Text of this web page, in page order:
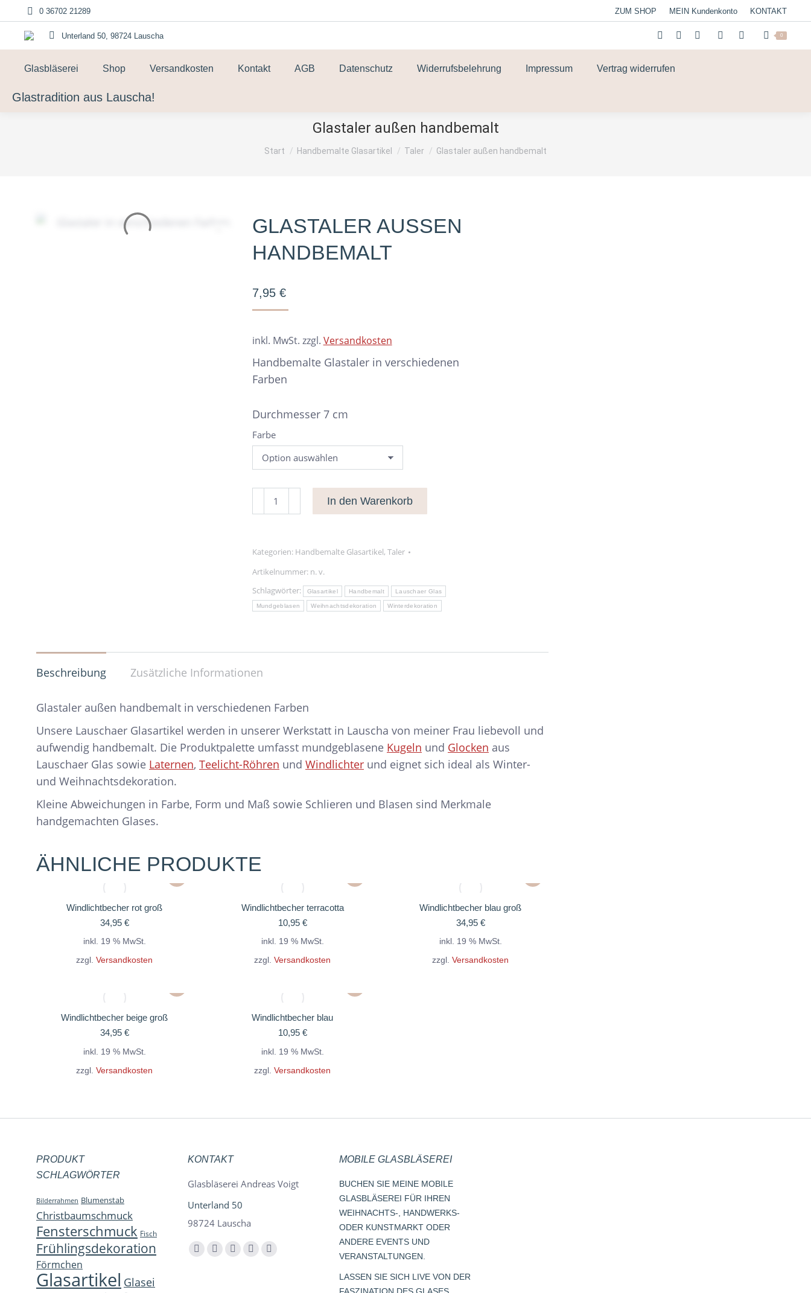
0 36702 21289 ZUM SHOP MEIN Kundenkonto KONTAKT
Unterland 50, 98724 Lauscha 0
Glasbläserei Shop Versandkosten Kontakt AGB Datenschutz Widerrufsbelehrung Impressum Vertrag widerrufen
Glastradition aus Lauscha!
Glastaler außen handbemalt
Sie befinden sich hier:
Start Handbemalte Glasartikel Taler Glastaler außen handbemalt
GLASTALER AUSSEN H
ANDBEMALT
7,95 €
inkl. MwSt. zzgl. Versandkosten
Handbemalte Glastaler in verschiedenen
Farben
Durchmesser 7 cm
Farbe
Glastaler
außen
Menge
In den Warenkorb
Kategorien: Handbemalte Glasartikel, Taler
Artikelnummer: n. v.
Schlagwörter:
Glasartikel Handbemalt Lauschaer Glas
Mundgeblasen Weihnachtsdekoration Winterdekoration
Beschreibung Zusätzliche Informationen
Glastaler außen handbemalt in verschiedenen Farben
Unsere Lauschaer Glasartikel werden in unserer Werkstatt in Lauscha von meiner Frau liebevoll und
aufwendig handbemalt. Die Produktpalette umfasst mundgeblasene Kugeln und Glocken aus
Lauschaer Glas sowie Laternen, Teelicht-Röhren und Windlichter und eignet sich ideal als Winter-
und Weihnachtsdekoration.
Kleine Abweichungen in Farbe, Form und Maß sowie Schlieren und Blasen sind Merkmale
handgemachten Glases.
ÄHNLICHE PRODUKTE
Windlichtbecher rot groß
34,95 €
inkl. 19 % MwSt.
zzgl. Versandkosten
Windlichtbecher terracotta
10,95 €
inkl. 19 % MwSt.
zzgl. Versandkosten
Windlichtbecher blau groß
34,95 €
inkl. 19 % MwSt.
zzgl. Versandkosten
Windlichtbecher beige groß
34,95 €
inkl. 19 % MwSt.
zzgl. Versandkosten
Windlichtbecher blau
10,95 €
inkl. 19 % MwSt.
zzgl. Versandkosten
PRODUKT
SCHLAGWÖRTER
Bilderrahmen Blumenstab
Christbaumschmuck
Fensterschmuck Fisch
Frühlingsdekoration
Förmchen
Glasartikel Glasei
KONTAKT
Glasbläserei Andreas Voigt
Unterland 50
98724 Lauscha
Finden Sie uns auf:
Facebook
YouTubeInstagram
E-
Whatsapp
MOBILE GLASBLÄSEREI
BUCHEN SIE MEINE MOBILE
GLASBLÄSEREI FÜR IHREN
WEIHNACHTS-, HANDWERKS-
ODER KUNSTMARKT ODER
ANDERE EVENTS UND
VERANSTALTUNGEN.
LASSEN SIE SICH LIVE VON DER
FASZINATION DES GLASES